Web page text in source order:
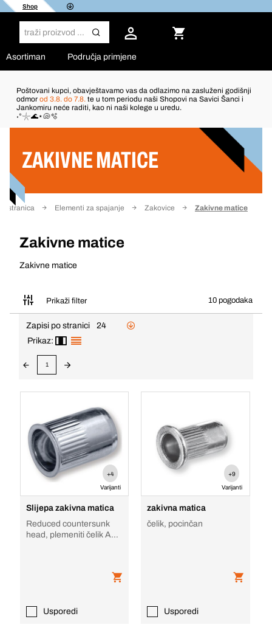
Shop
Asortiman Područja primjene
Poštovani kupci, obavještavamo vas da odlazimo na zasluženi godišnji
odmor od 3.8. do 7.8. te u tom periodu naši Shopovi na Savici Šanci i
Jankomiru neće raditi, kao ni naši kolege u uredu.
˖°𓇼🌊⋆🐚🫧
ZAKIVNE MATICE
stranica Elementi za spajanje Zakovice Zakivne matice
Zakivne matice
Zakivne matice
Prikaži filter 10 pogodaka
Filter
Zapisi po stranici
24
Prikaz:
1
+4
Varijanti
Slijepa zakivna matica
Reduced countersunk
head, plemeniti čelik A2,
Usporedi
+9
Varijanti
zakivna matica
čelik, pocinčan
Usporedi